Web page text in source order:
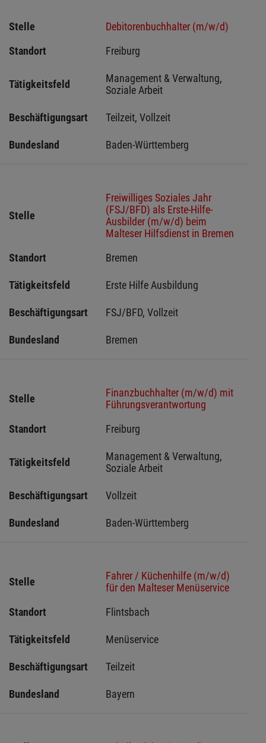
Stelle
Debitorenbuchhalter (m/w/d)
Standort
Freiburg
Tätigkeitsfeld
Management & Verwaltung,
Soziale Arbeit
Beschäftigungsart Teilzeit, Vollzeit
Bundesland Baden-Württemberg
Stelle
Freiwilliges Soziales Jahr
(FSJ/BFD) als Erste-Hilfe-
Ausbilder (m/w/d) beim
Malteser Hilfsdienst in Bremen
Standort
Bremen
Tätigkeitsfeld Erste Hilfe Ausbildung
Beschäftigungsart FSJ/BFD, Vollzeit
Bundesland Bremen
Stelle
Finanzbuchhalter (m/w/d) mit
Führungsverantwortung
Standort
Freiburg
Tätigkeitsfeld
Management & Verwaltung,
Soziale Arbeit
Beschäftigungsart Vollzeit
Bundesland Baden-Württemberg
Stelle
Fahrer / Küchenhilfe (m/w/d)
für den Malteser Menüservice
Standort
Flintsbach
Tätigkeitsfeld Menüservice
Beschäftigungsart Teilzeit
Bundesland Bayern